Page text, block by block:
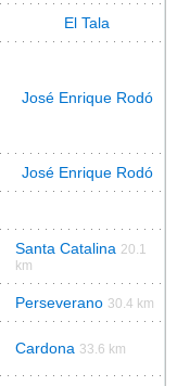
El Tala
José Enrique Rodó
José Enrique Rodó
Santa Catalina 20.1
km
Perseverano 30.4 km
Cardona 33.6 km